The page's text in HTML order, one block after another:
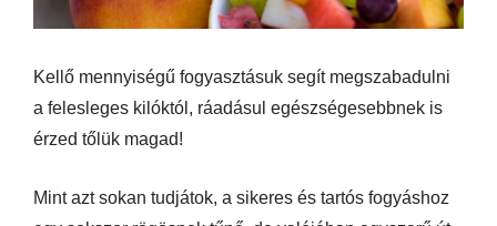
Kellő mennyiségű fogyasztásuk segít megszabadulni
a felesleges kilóktól, ráadásul egészségesebbnek is
érzed tőlük magad!
Mint azt sokan tudjátok, a sikeres és tartós fogyáshoz